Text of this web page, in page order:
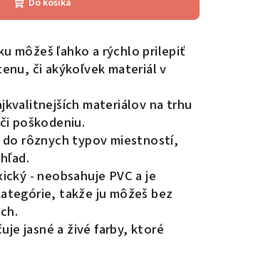
Do košíka
môžeš ľahko a rýchlo prilepiť
či akýkoľvek materiál v
materiálov na trhu
poškodeniu.
do rôznych typov miestností,
- neobsahuje PVC a je
takže ju môžeš bez
jasné a živé farby, ktoré